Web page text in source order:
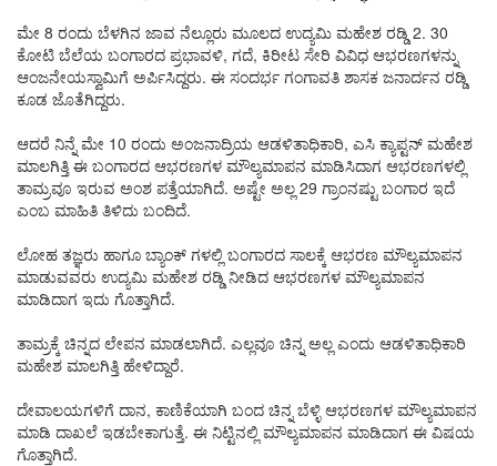
ಮೇ 8 ರಂದು ಬೆಳಗಿನ ಜಾವ ನೆಲ್ಲೂರು ಮೂಲದ ಉದ್ಯಮಿ ಮಹೇಶ ರಡ್ಡಿ 2. 30
ಕೋಟಿ ಬೆಲೆಯ ಬಂಗಾರದ ಪ್ರಭಾವಳಿ, ಗದೆ, ಕಿರೀಟ ಸೇರಿ ವಿವಿಧ ಆಭರಣಗಳನ್ನು
ಆಂಜನೇಯಸ್ವಾಮಿಗೆ ಅರ್ಪಿಸಿದ್ದರು. ಈ ಸಂದರ್ಭ ಗಂಗಾವತಿ ಶಾಸಕ ಜನಾರ್ದನ ರಡ್ಡಿ
ಕೂಡ ಜೊತೆಗಿದ್ದರು.
ಆದರೆ ನಿನ್ನೆ ಮೇ 10 ರಂದು ಅಂಜನಾದ್ರಿಯ ಆಡಳಿತಾಧಿಕಾರಿ, ಎಸಿ ಕ್ಯಾಪ್ಟನ್‌ ಮಹೇಶ
ಮಾಲಗಿತ್ತಿ ಈ ಬಂಗಾರದ ಆಭರಣಗಳ ಮೌಲ್ಯಮಾಪನ ಮಾಡಿಸಿದಾಗ ಆಭರಣಗಳಲ್ಲಿ
ತಾಮ್ರವೂ ಇರುವ ಅಂಶ ಪತ್ತೆಯಾಗಿದೆ. ಅಷ್ಟೇ ಅಲ್ಲ 29 ಗ್ರಾಂನಷ್ಟು ಬಂಗಾರ ಇದೆ
ಎಂಬ ಮಾಹಿತಿ ತಿಳಿದು ಬಂದಿದೆ.
ಲೋಹ ತಜ್ಞರು ಹಾಗೂ ಬ್ಯಾಂಕ್ ಗಳಲ್ಲಿ ಬಂಗಾರದ ಸಾಲಕ್ಕೆ ಆಭರಣ ಮೌಲ್ಯಮಾಪನ
ಮಾಡುವವರು ಉದ್ಯಮಿ ಮಹೇಶ ರಡ್ಡಿ ನೀಡಿದ ಆಭರಣಗಳ ಮೌಲ್ಯಮಾಪನ
ಮಾಡಿದಾಗ ಇದು ಗೊತ್ತಾಗಿದೆ.
ತಾಮ್ರಕ್ಕೆ ಚಿನ್ನದ ಲೇಪನ ಮಾಡಲಾಗಿದೆ. ಎಲ್ಲವೂ ಚಿನ್ನ ಅಲ್ಲ ಎಂದು ಆಡಳಿತಾಧಿಕಾರಿ
ಮಹೇಶ ಮಾಲಗಿತ್ತಿ ಹೇಳಿದ್ದಾರೆ.
ದೇವಾಲಯಗಳಿಗೆ ದಾನ, ಕಾಣಿಕೆಯಾಗಿ ಬಂದ ಚಿನ್ನ ಬೆಳ್ಳಿ ಆಭರಣಗಳ ಮೌಲ್ಯಮಾಪನ
ಮಾಡಿ ದಾಖಲೆ ಇಡಬೇಕಾಗುತ್ತೆ. ಈ ನಿಟ್ಟಿನಲ್ಲಿ ಮೌಲ್ಯಮಾಪನ ಮಾಡಿದಾಗ ಈ ವಿಷಯ
ಗೊತ್ತಾಗಿದೆ.